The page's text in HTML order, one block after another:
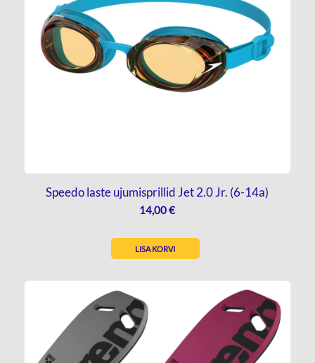
Speedo laste ujumisprillid Jet 2.0 Jr. (6-14a)
14,00€
LISA KORVI